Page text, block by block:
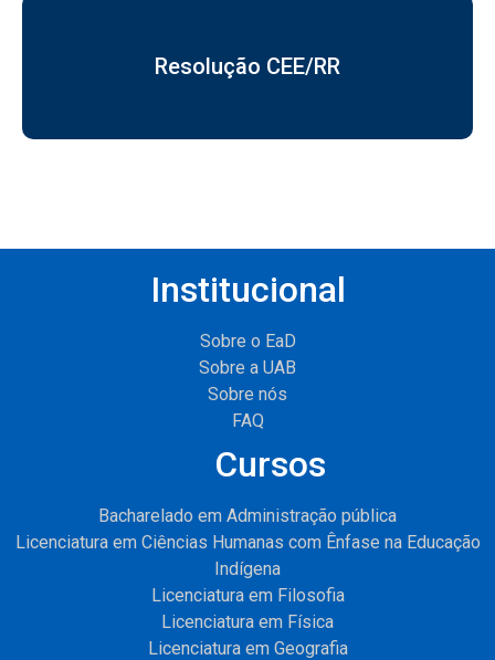
Resolução CEE/RR
Institucional
Sobre o EaD
Sobre a UAB
Sobre nós
FAQ
Cursos
Bacharelado em Administração pública
Licenciatura em Ciências Humanas com Ênfase na Educação
Indígena
Licenciatura em Filosofia
Licenciatura em Física
Licenciatura em Geografia